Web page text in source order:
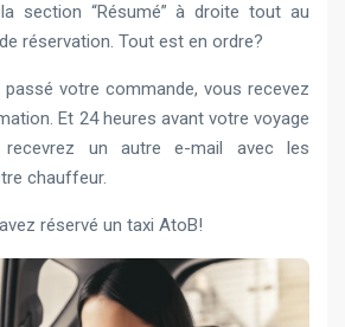
la section “Résumé” à droite tout au
réservation. Tout est en ordre?
passé votre commande, vous recevez
Et 24 heures avant votre voyage
un autre e-mail avec les
chauffeur.
réservé un taxi AtoB!